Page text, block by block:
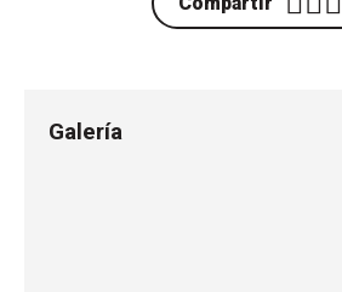
Galería